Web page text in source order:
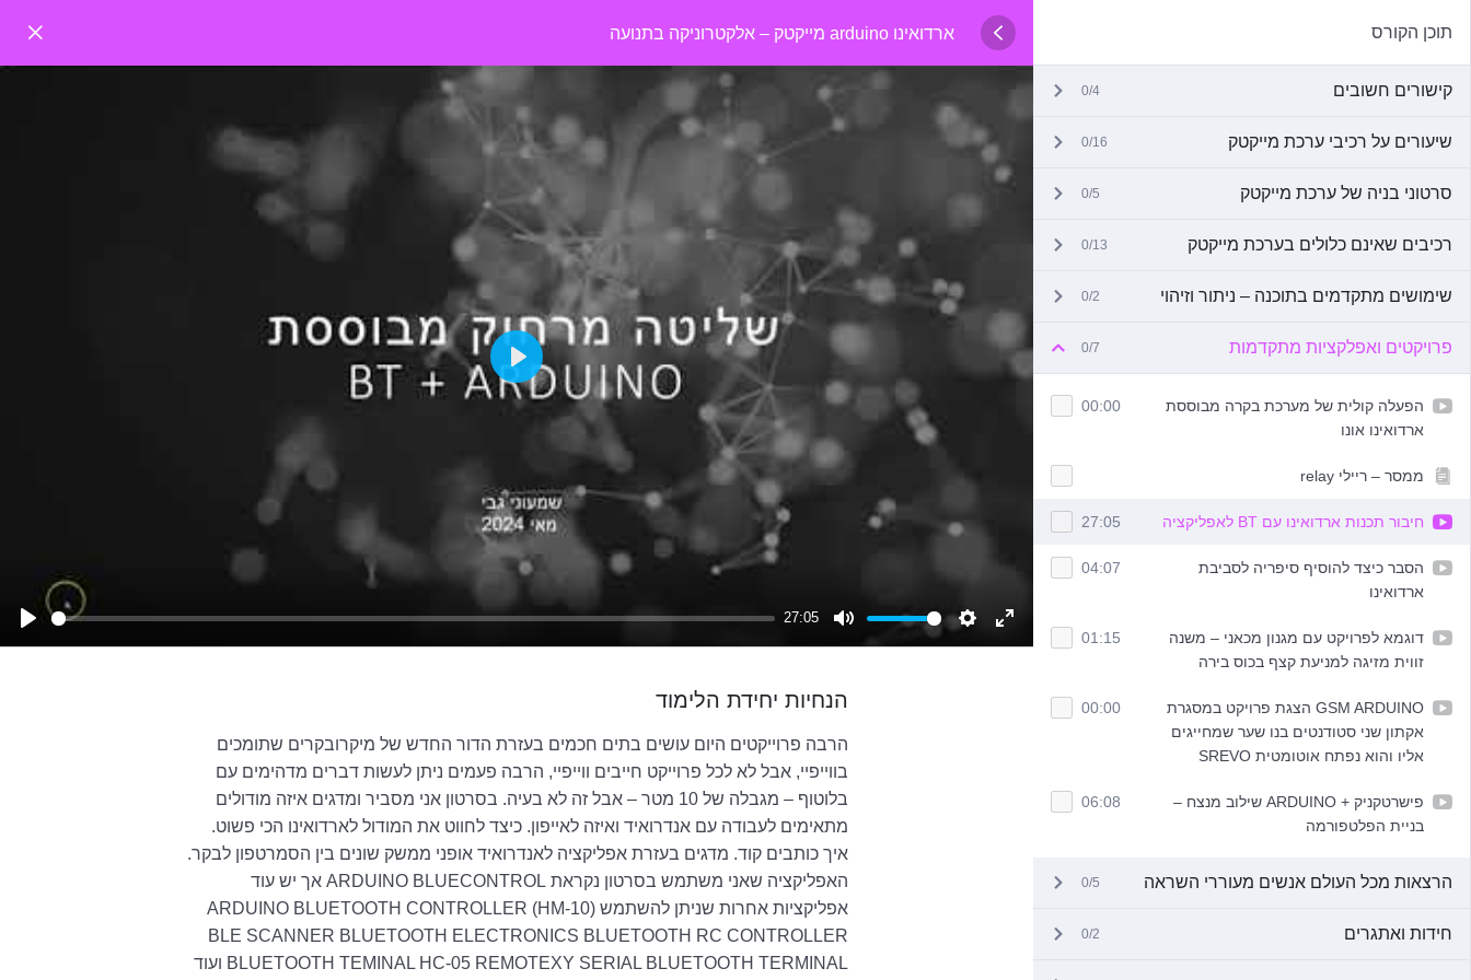
תוכן הקורס
קישורים חשובים 0/4
שיעורים על רכיבי ערכת מייקטק 0/16
סרטוני בניה של ערכת מייקטק 0/5
רכיבים שאינם כלולים בערכת מייקטק 0/13
שימושים מתקדמים בתוכנה – ניתור וזיהוי 0/2
פרויקטים ואפלקציות מתקדמות 0/7
הפעלה קולית של מערכת בקרה מבוססת
ארדואינו אונו
00:00
ממסר – ריילי relay
חיבור תכנות ארדואינו עם BT לאפליקציה 27:05
הסבר כיצד להוסיף סיפריה לסביבת
ארדואינו
04:07
דוגמא לפרויקט עם מגנון מכאני – משנה
זווית מזיגה למניעת קצף בכוס בירה
01:15
GSM ARDUINO הצגת פרויקט במסגרת
אקתון שני סטודנטים בנו שער שמחייגים
אליו והוא נפתח אוטומטית SREVO
00:00
פישרטקניק + ARDUINO שילוב מנצח –
בניית הפלטפורמה
06:08
הרצאות מכל העולם אנשים מעוררי השראה 0/5
חידות ואתגרים 0/2
ארדואינו arduino מייקטק – אלקטרוניקה בתנועה
Play
27:05
Mute Settings
Enter
Play
הנחיות יחידת הלימוד
הרבה פרוייקטים היום עושים בתים חכמים בעזרת הדור החדש של מיקרובקרים שתומכים
בווייפיי, אבל לא לכל פרוייקט חייבים ווייפיי, הרבה פעמים ניתן לעשות דברים מדהימים עם
בלוטוף – מגבלה של 10 מטר – אבל זה לא בעיה. בסרטון אני מסביר ומדגים איזה מודולים
מתאימים לעבודה עם אנדרואיד ואיזה לאייפון. כיצד לחווט את המודול לארדואינו הכי פשוט.
איך כותבים קוד. מדגים בעזרת אפליקציה לאנדרואיד אופני ממשק שונים בין הסמרטפון לבקר.
האפליקציה שאני משתמש בסרטון נקראת ARDUINO BLUECONTROL אך יש עוד
אפליקציות אחרות שניתן להשתמש ARDUINO BLUETOOTH CONTROLLER (HM-10)
BLE SCANNER BLUETOOTH ELECTRONICS BLUETOOTH RC CONTROLLER
BLUETOOTH TEMINAL HC-05 REMOTEXY SERIAL BLUETOOTH TERMINAL ועוד